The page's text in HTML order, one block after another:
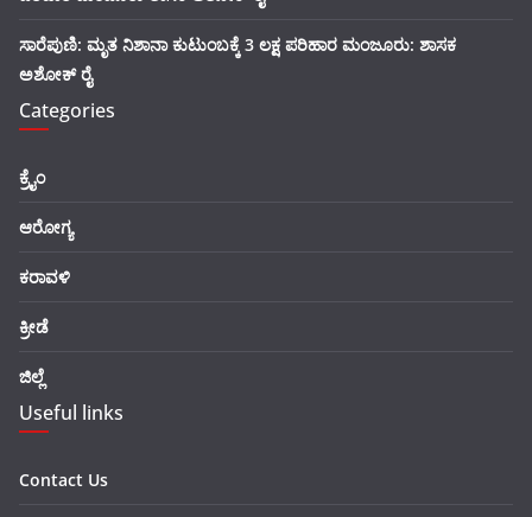
ಸಾರೆಪುಣಿ: ಮೃತ ನಿಶಾನಾ ಕುಟುಂಬಕ್ಕೆ 3 ಲಕ್ಷ ಪರಿಹಾರ ಮಂಜೂರು: ಶಾಸಕ
ಅಶೋಕ್ ರೈ
Categories
ಕ್ರೈಂ
ಆರೋಗ್ಯ
ಕರಾವಳಿ
ಕ್ರೀಡೆ
ಜಿಲ್ಲೆ
Useful links
Contact Us